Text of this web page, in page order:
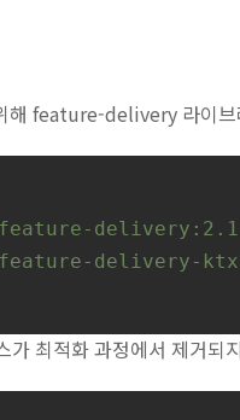
해 feature-delivery 라이
delivery-
최적화 과정에서 제거되